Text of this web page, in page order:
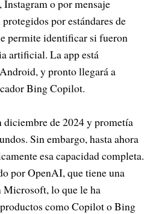
o por mensaje
por estándares de
permite identificar si fueron
artificial. La app está
y pronto llegará a
Bing Copilot.
diciembre de 2024 y prometía
Sin embargo, hasta ahora
esa capacidad completa.
por OpenAI, que tiene una
Microsoft, lo que le ha
como Copilot o Bing